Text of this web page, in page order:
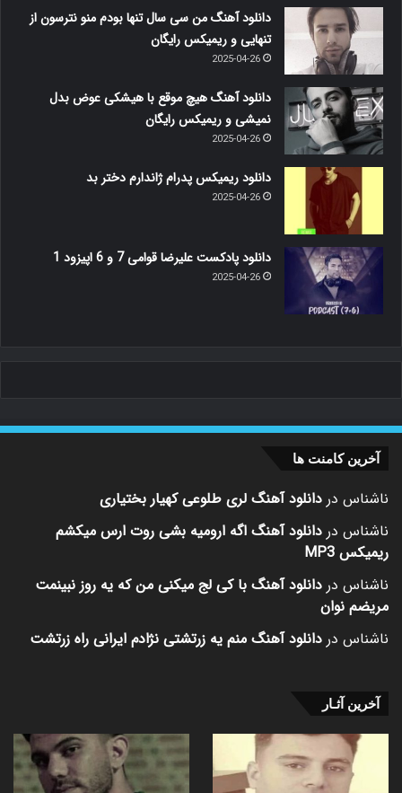
دانلود آهنگ من سی سال تنها بودم منو نترسون از
تنهایی و ریمیکس رایگان
2025-04-26
دانلود آهنگ هیچ موقع با هیشکی عوض بدل
نمیشی و ریمیکس رایگان
2025-04-26
دانلود ریمیکس پدرام ژاندارم دختر بد
2025-04-26
دانلود پادکست علیرضا قوامی 7 و 6 اپیزود 1
2025-04-26
آخرین کامنت ها
ناشناس در دانلود آهنگ لری طلوعی کهیار بختیاری
ناشناس در دانلود آهنگ اگه ارومیه بشی روت ارس میکشم
ریمیکس MP3
ناشناس در دانلود آهنگ با کی لج میکنی من که یه روز نبینمت
مریضم نوان
ناشناس در دانلود آهنگ منم یه زرتشتی نژادم ایرانی راه زرتشت
آخرین آثـار